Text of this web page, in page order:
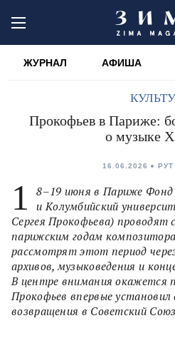
ЖУРНАЛ АФИША
Прокофьев в Париже:
о музыке
16.06.2026
1
8–19 июня в Париже Фонд
и Колумбийский
Сергея Прокофьева)
парижским годам
рассмотрят этот период
архивов, музыковедения и
В центре внимания окажется
Прокофьев впервые установил
возвращения в Советский